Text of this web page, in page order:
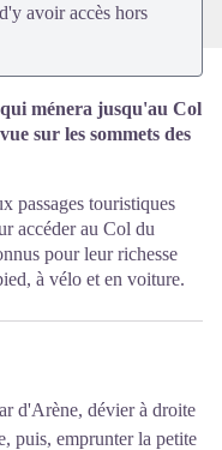
avoir accès hors
ménera jusqu'au Col
sur les sommets des
passages touristiques
accéder au Col du
pour leur richesse
à vélo et en voiture.
d'Arène, dévier à droite
puis, emprunter la petite